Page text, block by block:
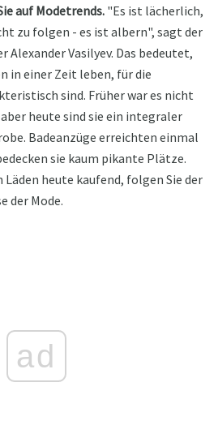
auf Modetrends. "Es ist lächerlich,
zu folgen - es ist albern", sagt der
Vasilyev. Das bedeutet,
in einer Zeit leben, für die
sind. Früher war es nicht
heute sind sie ein integraler
Badeanzüge erreichten einmal
sie kaum pikante Plätze.
Läden heute kaufend, folgen Sie der
der Mode.
ad